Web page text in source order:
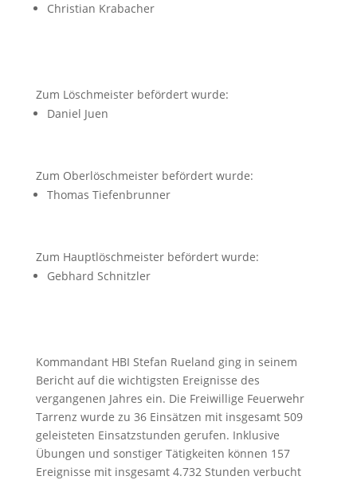
Christian Krabacher
Zum Löschmeister befördert wurde:
Daniel Juen
Zum Oberlöschmeister befördert wurde:
Thomas Tiefenbrunner
Zum Hauptlöschmeister befördert wurde:
Gebhard Schnitzler
Kommandant HBI Stefan Rueland ging in seinem
Bericht auf die wichtigsten Ereignisse des
vergangenen Jahres ein. Die Freiwillige Feuerwehr
Tarrenz wurde zu 36 Einsätzen mit insgesamt 509
geleisteten Einsatzstunden gerufen. Inklusive
Übungen und sonstiger Tätigkeiten können 157
Ereignisse mit insgesamt 4.732 Stunden verbucht